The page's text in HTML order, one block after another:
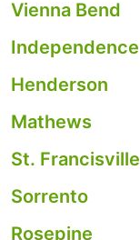
Vienna Bend
Independence
Henderson
Mathews
St. Francisville
Sorrento
Rosepine